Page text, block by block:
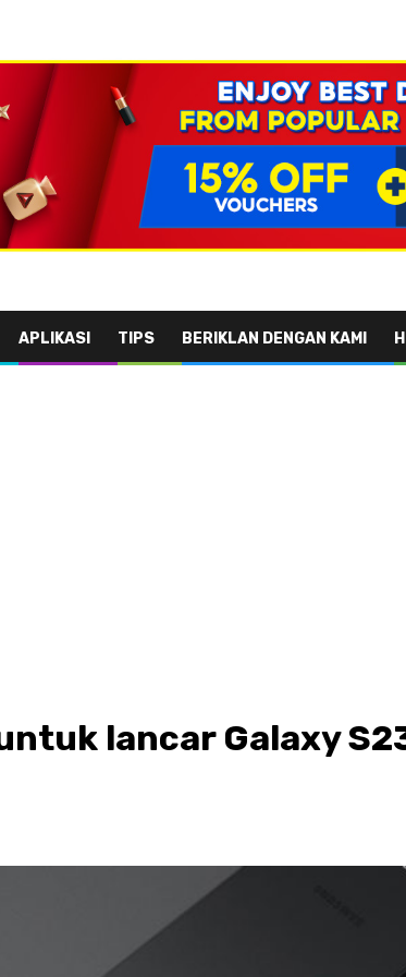
APLIKASI TIPS BERIKLAN DENGAN KAMI
lancar Galaxy